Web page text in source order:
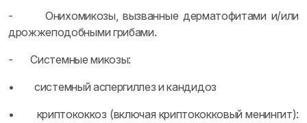
- Онихомикозы, вызванные дерматофитами и/или
дрожжеподобными грибами.
- Системные микозы:
• системный аспергиллез и кандидоз
• криптококкоз (включая криптококковый менингит):